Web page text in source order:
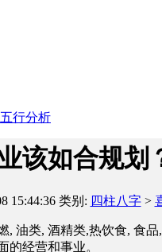
五行分析
该如合规划
15:44:36 类别: 四柱八字>
, 油类, 酒精类,热饮食, 食
的经营和事业。